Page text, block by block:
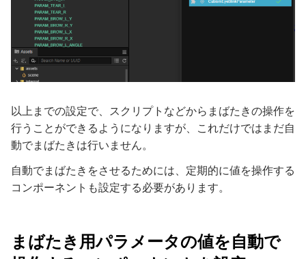
以上までの設定で、スクリプトなどからまばたきの操作を
行うことができるようになりますが、これだけではまだ自
動でまばたきは行いません。
自動でまばたきをさせるためには、定期的に値を操作する
コンポーネントも設定する必要があります。
まばたき用パラメータの値を自動で